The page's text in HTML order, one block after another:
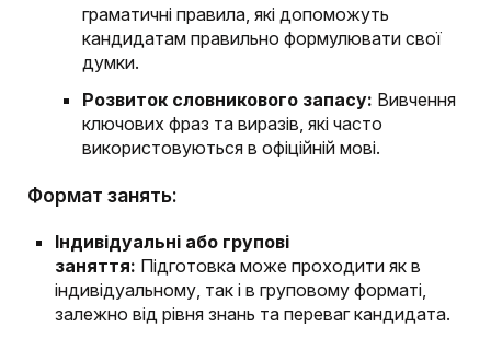
граматичні правила, які допоможуть
кандидатам правильно формулювати свої
думки.
Розвиток словникового запасу: Вивчення
ключових фраз та виразів, які часто
використовуються в офіційній мові.
Формат занять:
Індивідуальні або групові
заняття: Підготовка може проходити як в
індивідуальному, так і в груповому форматі,
залежно від рівня знань та переваг кандидата.